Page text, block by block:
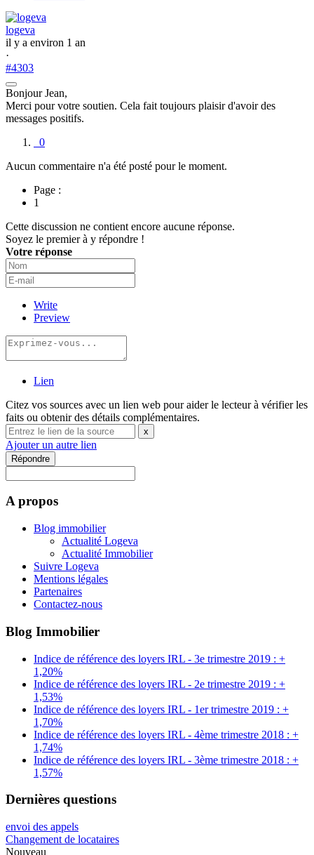
logeva
il y a environ 1 an
·
#4303
Bonjour Jean,
Merci pour votre soutien. Cela fait toujours plaisir d'avoir des
messages positifs.
0
Aucun commentaire n'a été posté pour le moment.
Page :
1
Cette discussion ne contient encore aucune réponse.
Soyez le premier à y répondre !
Votre réponse
Write
Preview
Lien
Citez vos sources avec un lien web pour aider le lecteur à vérifier les
faits ou obtenir des détails complémentaires.
x
Ajouter un autre lien
Répondre
A propos
Blog immobilier
Actualité Logeva
Actualité Immobilier
Suivre Logeva
Mentions légales
Partenaires
Contactez-nous
Blog Immobilier
Indice de référence des loyers IRL - 3e trimestre 2019 : +
1,20%
Indice de référence des loyers IRL - 2e trimestre 2019 : +
1,53%
Indice de référence des loyers IRL - 1er trimestre 2019 : +
1,70%
Indice de référence des loyers IRL - 4ème trimestre 2018 : +
1,74%
Indice de référence des loyers IRL - 3ème trimestre 2018 : +
1,57%
Dernières questions
envoi des appels
Changement de locataires
Nouveau